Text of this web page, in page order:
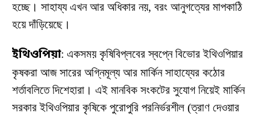
হচ্ছে। সাহায্য এখন আর অধিকার নয়, বরং আনুগত্যের মাপকাঠি
হয়ে দাঁড়িয়েছে।
ইথিওপিয়া: একসময় কৃষিবিপ্লবের স্বপ্নে বিভোর ইথিওপিয়ার
কৃষকরা আজ সারের অগ্নিমূল্য আর মার্কিন সাহায্যের কঠোর
শর্তাবলিতে দিশেহারা। এই মানবিক সংকটের সুযোগ নিয়েই মার্কিন
সরকার ইথিওপিয়ার কৃষিকে পুরোপুরি পরনির্ভরশীল (ত্রাণ দেওয়ার